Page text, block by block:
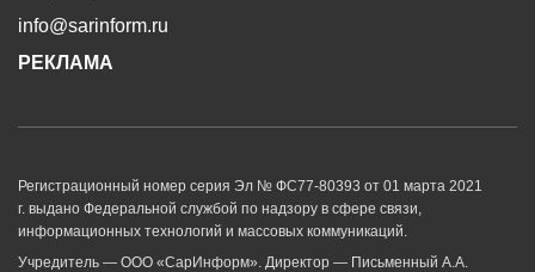
info@sarinform.ru
РЕКЛАМА
Регистрационный номер серия Эл № ФС77-80393 от 01 марта 2021
г. выдано Федеральной службой по надзору в сфере связи,
информационных технологий и массовых коммуникаций.
Учредитель — ООО «СарИнформ». Директор — Письменный А.А.